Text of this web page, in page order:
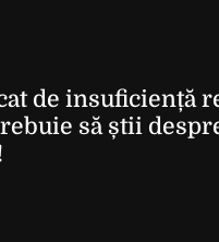
de insuficiență
să știi